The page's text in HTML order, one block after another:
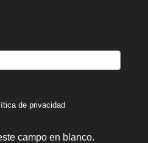
de privacidad.
campo en blanco.